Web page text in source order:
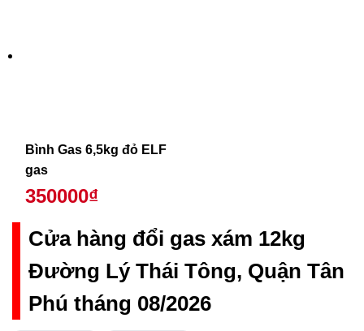
Bình Gas 6,5kg đỏ ELF
gas
350000₫
Cửa hàng đổi gas xám 12kg
Đường Lý Thái Tông, Quận Tân
Phú tháng 08/2026